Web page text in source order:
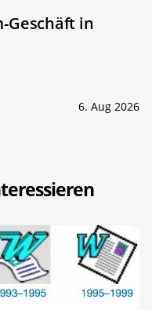
Geschäft in
6. Aug 2026